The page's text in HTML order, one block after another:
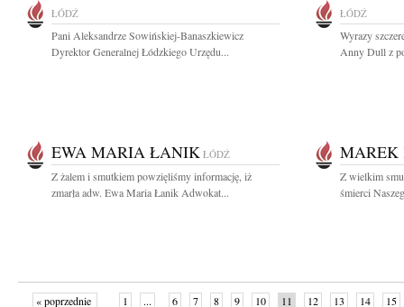
ŁÓDŹ
Pani Aleksandrze Sowińskiej-Banaszkiewicz
Dyrektor Generalnej Łódzkiego Urzędu...
ŁÓDŹ
Wyrazy
Anny Dull z
EWA MARIA ŁANIK ŁÓDŹ
Z żalem i smutkiem powzięliśmy informację, iż
zmarła adw. Ewa Maria Łanik Adwokat...
Z wielkim
śmierci
« poprzednie 1 ... 6 7 8 9 10 11 12 13 14 15